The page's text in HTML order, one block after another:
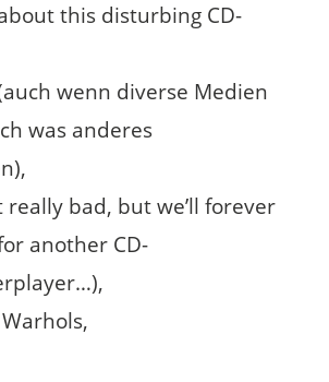
this disturbing CD-
wenn diverse Medien
was anderes
really bad, but we’ll forever
another CD-